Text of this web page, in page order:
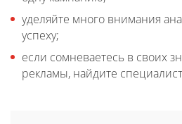
уделяйте много внимания
успеху;
если сомневаетесь в своих
рекламы, найдите